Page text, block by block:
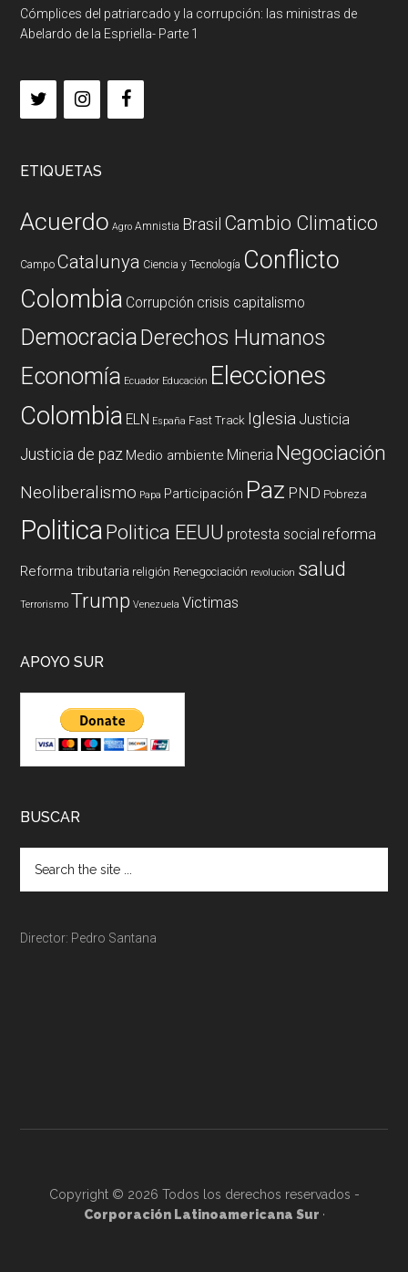
Cómplices del patriarcado y la corrupción: las ministras de
Abelardo de la Espriella- Parte 1
ETIQUETAS
Acuerdo Agro Amnistia Brasil Cambio Climatico
Campo Catalunya Ciencia y Tecnología Conflicto
Colombia Corrupción crisis capitalismo
DemocraciaDerechos Humanos
Economía Ecuador Educación Elecciones
Colombia ELN España Fast Track Iglesia Justicia
Justicia de paz Medio ambiente Mineria Negociación
Neoliberalismo Papa Participación Paz PND Pobreza
PoliticaPolitica EEUU protesta social reforma
Reforma tributaria religión Renegociación revolucion salud
Terrorismo Trump Venezuela Victimas
APOYO SUR
BUSCAR
Director: Pedro Santana
Copyright © 2026 Todos los derechos reservados -
Corporación Latinoamericana Sur ·